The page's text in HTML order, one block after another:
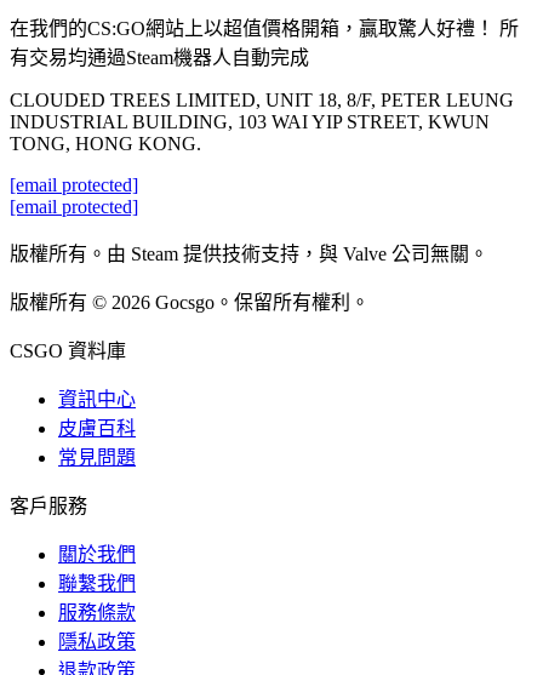
在我們的CS:GO網站上以超值價格開箱，贏取驚人好禮！ 所
有交易均通過Steam機器人自動完成
CLOUDED TREES LIMITED, UNIT 18, 8/F, PETER LEUNG
INDUSTRIAL BUILDING, 103 WAI YIP STREET, KWUN
TONG, HONG KONG.
[email protected]
[email protected]
版權所有。由 Steam 提供技術支持，與 Valve 公司無關。
版權所有 © 2026 Gocsgo。保留所有權利。
CSGO 資料庫
資訊中心
皮膚百科
常見問題
客戶服務
關於我們
聯繫我們
服務條款
隱私政策
退款政策